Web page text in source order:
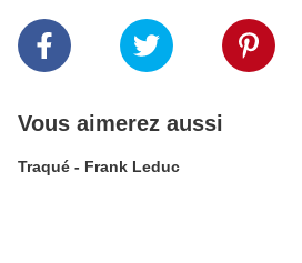
Vous aimerez aussi
Traqué - Frank Leduc